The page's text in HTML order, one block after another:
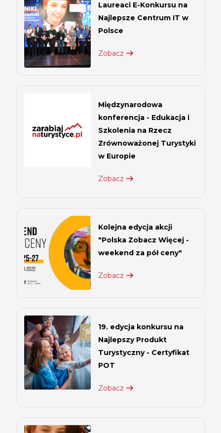
Laureaci E-Konkursu na
Najlepsze Centrum IT w
Polsce
Zobacz
Międzynarodowa
konferencja - Edukacja i
Szkolenia na Rzecz
Zrównoważonej Turystyki
w Europie
Zobacz
Kolejna edycja akcji
"Polska Zobacz Więcej -
weekend za pół ceny"
Zobacz
19. edycja konkursu na
Najlepszy Produkt
Turystyczny - Certyfikat
POT
Zobacz